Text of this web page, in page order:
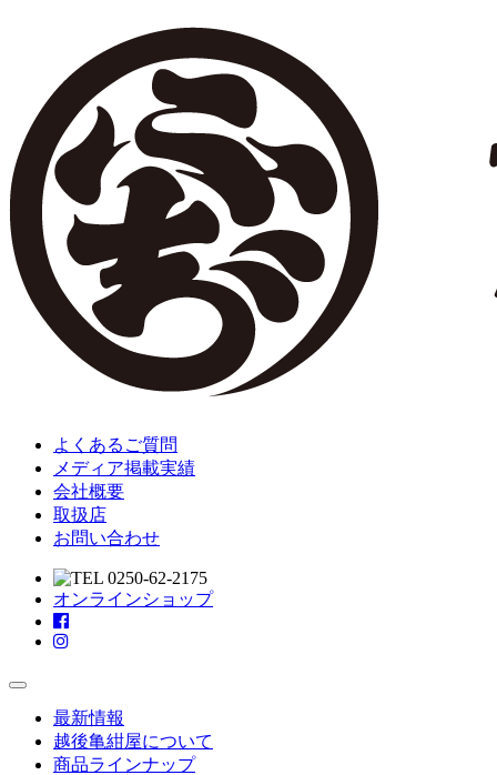
よくあるご質問
メディア掲載実績
会社概要
取扱店
お問い合わせ
オンラインショップ
Toggle
navigation最新情報
越後亀紺屋について
商品ラインナップ